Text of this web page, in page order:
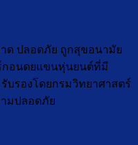
าด ปลอดภัย ถูกสุขอนามัย
กอนดยแขนหุ่นยนต์ที่มี
บรองโดยกรมวิทยาศาสตร์
มปลอดภัย